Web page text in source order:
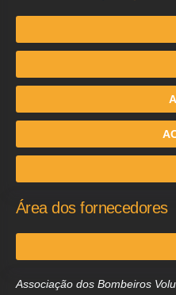
Área dos fornecedores
Associação dos Bombeiros